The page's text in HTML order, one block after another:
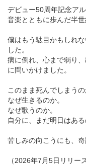
デビュー50周年記念アル
音楽とともに歩んだ半世
僕はもう駄目かもしれ
した。
病に倒れ、心まで弱り
に問いかけました。
このまま死んでしまうの
なぜ生きるのか。
なぜ歌うのか。
自分に、まだ明日はある
苦しみの向こうにも、
（2026年7月5日リリー